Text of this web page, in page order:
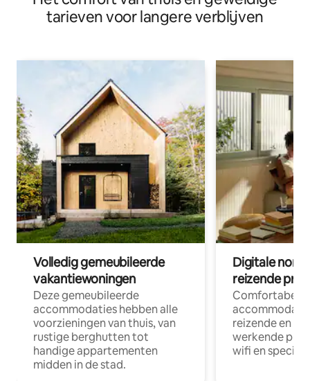
tarieven voor langere verblijven
Volledig gemeubileerde
vakantiewoningen
Deze gemeubileerde
accommodaties hebben alle
voorzieningen van thuis, van
rustige berghutten tot
handige appartementen
midden in de stad.
Digitale
reizende
Comfortabele
reizende en
werkende
wifi en